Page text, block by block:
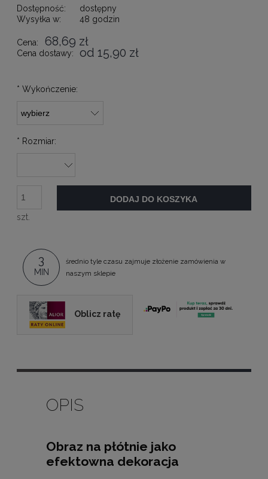
Dostępność:
dostępny
Wysyłka w:
48 godzin
Cena: 68,69 zł
Cena dostawy: od 15,90 zł
* Wykończenie:
* Rozmiar:
szt.
DODAJ DO KOSZYKA
3
MIN
średnio tyle czasu zajmuje złożenie zamówienia w
naszym sklepie
Oblicz ratę
OPIS
Obraz na płótnie jako
efektowna dekoracja